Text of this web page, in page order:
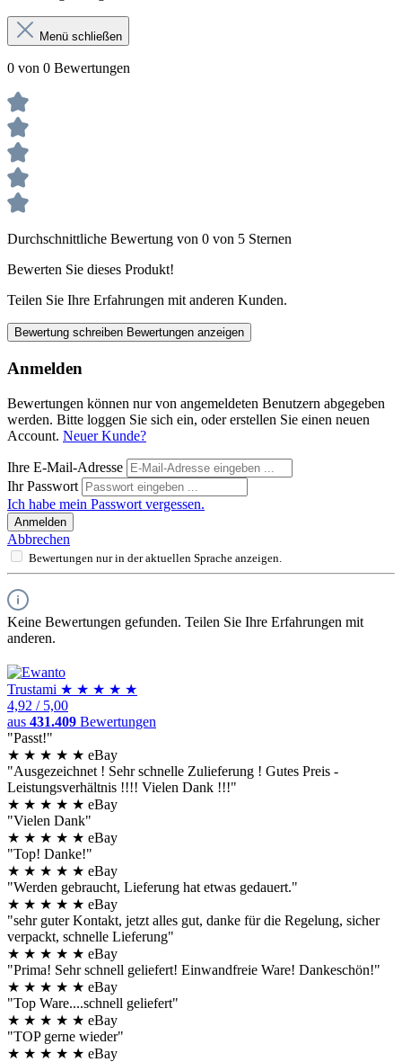
Menü schließen
0 von 0 Bewertungen
Durchschnittliche Bewertung von 0 von 5 Sternen
Bewerten Sie dieses Produkt!
Teilen Sie Ihre Erfahrungen mit anderen Kunden.
Bewertung schreiben Bewertungen anzeigen
Anmelden
Bewertungen können nur von angemeldeten Benutzern abgegeben
werden. Bitte loggen Sie sich ein, oder erstellen Sie einen neuen
Account. Neuer Kunde?
Ihre E-Mail-Adresse
Ihr Passwort
Ich habe mein Passwort vergessen.
Anmelden
Abbrechen
Bewertungen nur in der aktuellen Sprache anzeigen.
Keine Bewertungen gefunden. Teilen Sie Ihre Erfahrungen mit
anderen.
Trustami ★ ★ ★ ★ ★
4,92 / 5,00
aus 431.409 Bewertungen
"Passt!"
★ ★ ★ ★ ★ eBay
"Ausgezeichnet ! Sehr schnelle Zulieferung ! Gutes Preis -
Leistungsverhältnis !!!! Vielen Dank !!!"
★ ★ ★ ★ ★ eBay
"Vielen Dank"
★ ★ ★ ★ ★ eBay
"Top! Danke!"
★ ★ ★ ★ ★ eBay
"Werden gebraucht, Lieferung hat etwas gedauert."
★ ★ ★ ★ ★ eBay
"sehr guter Kontakt, jetzt alles gut, danke für die Regelung, sicher
verpackt, schnelle Lieferung"
★ ★ ★ ★ ★ eBay
"Prima! Sehr schnell geliefert! Einwandfreie Ware! Dankeschön!"
★ ★ ★ ★ ★ eBay
"Top Ware....schnell geliefert"
★ ★ ★ ★ ★ eBay
"TOP gerne wieder"
★ ★ ★ ★ ★ eBay